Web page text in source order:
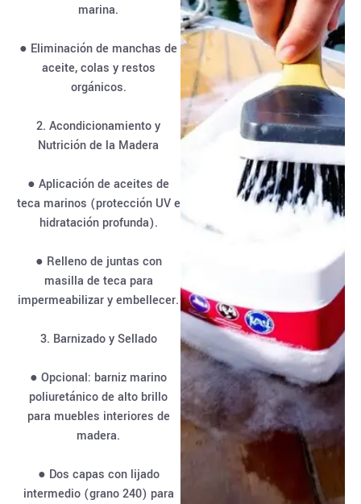
marina.
● Eliminación de manchas de
aceite, colas y restos
orgánicos.
2. Acondicionamiento y
Nutrición de la Madera
● Aplicación de aceites de
teca marinos (protección UV e
hidratación profunda).
● Relleno de juntas con
masilla de teca para
impermeabilizar y embellecer.
3. Barnizado y Sellado
● Opcional: barniz marino
poliuretánico de alto brillo
para muebles interiores de
madera.
● Dos capas con lijado
intermedio (grano 240) para